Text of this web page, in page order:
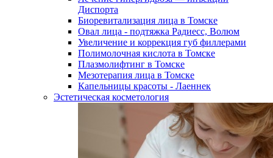
Диспорта
Биоревитализация лица в Томске
Овал лица - подтяжка Радиесс, Волюм
Увеличение и коррекция губ филлерами
Полимолочная кислота в Томске
Плазмолифтинг в Томске
Мезотерапия лица в Томске
Капельницы красоты - Лаеннек
Эстетическая косметология